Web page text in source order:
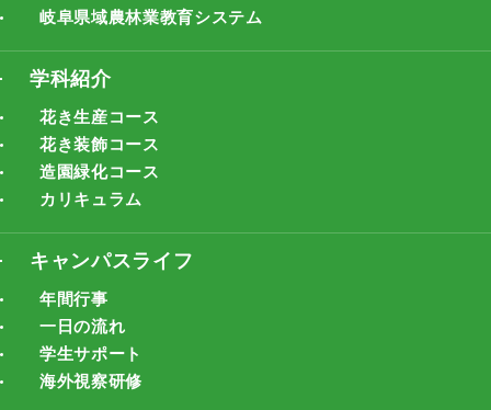
岐阜県域農林業教育システム
学科紹介
花き生産コース
花き装飾コース
造園緑化コース
カリキュラム
キャンパスライフ
年間行事
一日の流れ
学生サポート
海外視察研修